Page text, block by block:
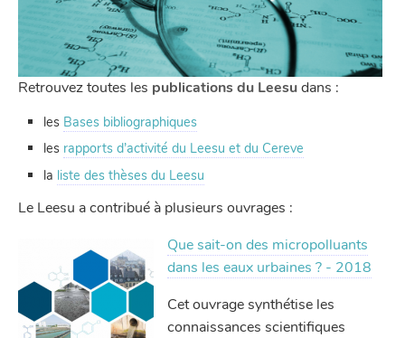
Retrouvez toutes les publications du Leesudans :
les Bases bibliographiques
les rapports d’activité du Leesu et du Cereve
la liste des thèses du Leesu
Le Leesu a contribué à plusieurs ouvrages :
Que sait-on des micropolluants
dans les eaux urbaines ? - 2018
Cet ouvrage synthétise les
connaissances scientifiques